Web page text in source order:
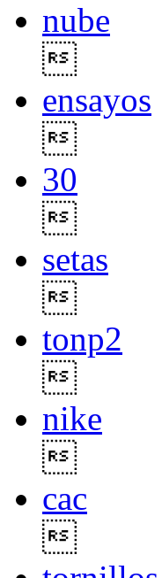
nube
ensayos
30
setas
tonp2
nike
cac